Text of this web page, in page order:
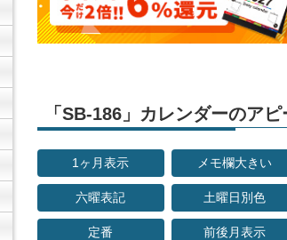
「SB-186」カレンダーのア
1ヶ月表示 メモ欄大きい
六曜表記 土曜日別色
定番 前後月表示